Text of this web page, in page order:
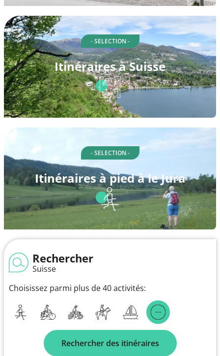
- SELECTION -
Itinéraires à Suisse
- SELECTION -
Itinéraires à pied à le Jura
Rechercher
Suisse
Choisissez parmi plus de 40 activités:
Rechercher des itinéraires